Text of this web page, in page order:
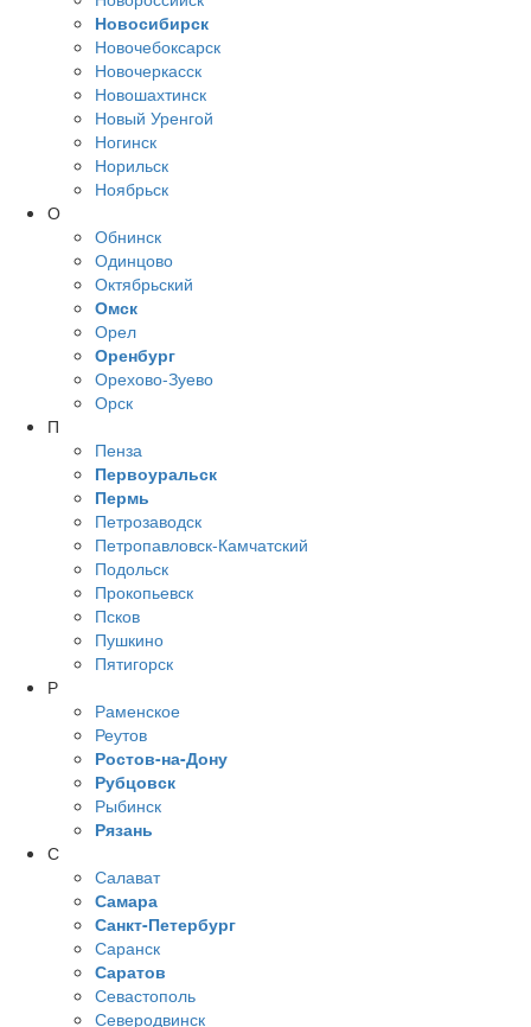
Новосибирск
Новочебоксарск
Новочеркасск
Новошахтинск
Новый Уренгой
Ногинск
Норильск
Ноябрьск
О
Обнинск
Одинцово
Октябрьский
Омск
Орел
Оренбург
Орехово-Зуево
Орск
П
Пенза
Первоуральск
Пермь
Петрозаводск
Петропавловск-Камчатский
Подольск
Прокопьевск
Псков
Пушкино
Пятигорск
Р
Раменское
Реутов
Ростов-на-Дону
Рубцовск
Рыбинск
Рязань
С
Салават
Самара
Санкт-Петербург
Саранск
Саратов
Севастополь
Северодвинск